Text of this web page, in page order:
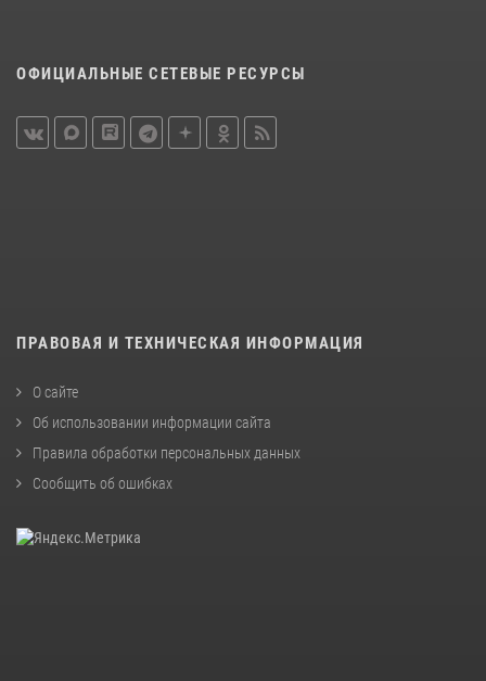
ОФИЦИАЛЬНЫЕ СЕТЕВЫЕ РЕСУРСЫ
ПРАВОВАЯ И ТЕХНИЧЕСКАЯ ИНФОРМАЦИЯ
О сайте
Об использовании информации сайта
Правила обработки персональных данных
Сообщить об ошибках